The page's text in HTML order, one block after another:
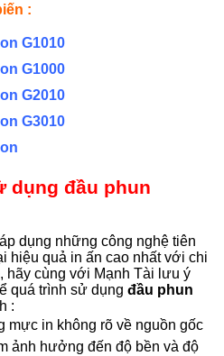
:
G1010
G1000
G2010
G3010
dụng đầu phun
áp dụng những công nghệ tiên
hiệu quả in ấn cao nhất với chi
hãy cùng với Mạnh Tài lưu ý
quá trình sử dụng đầu phun
:
mực in không rõ về nguồn gốc
ảnh hưởng đến độ bền và độ